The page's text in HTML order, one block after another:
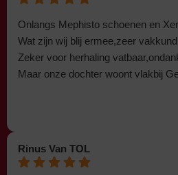
Onlangs Mephisto schoenen en
Wat zijn wij blij ermee,zeer
Zeker voor herhaling
Maar onze dochter woont vlakbij
Rinus Van TOL